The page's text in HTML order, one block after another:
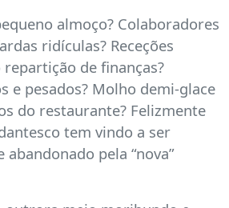
almoço? Colaboradores
ridículas? Receções
de finanças?
e pesados? Molho demi-glace
do restaurante? Felizmente
tem vindo a ser
pela “nova”